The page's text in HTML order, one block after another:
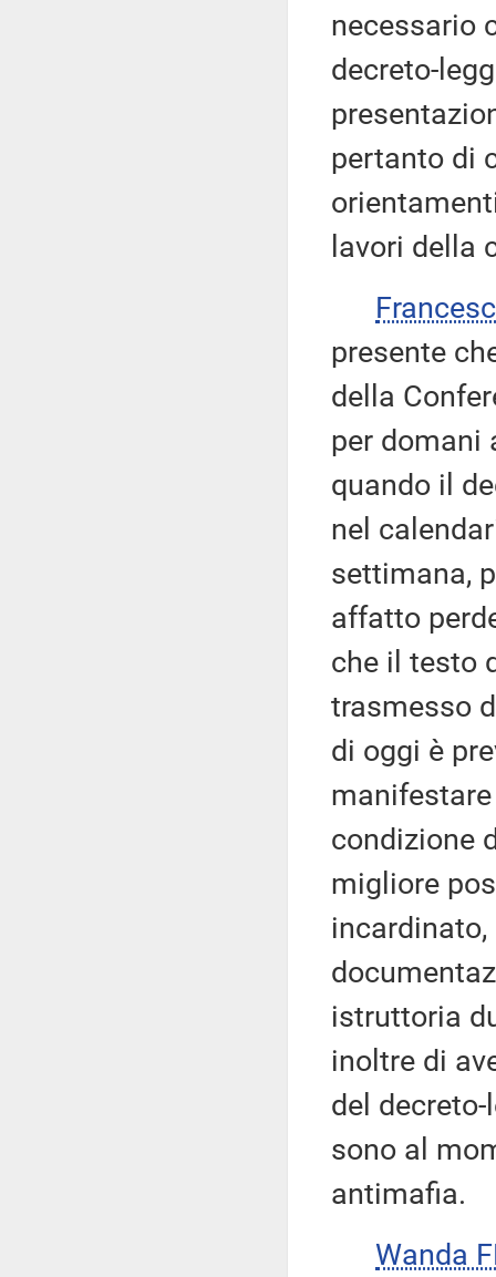
necessario
decreto-
pertanto di
lavori della
presente
della
per domani
quando il
nel
settimana,
affatto
che il testo
trasmesso
di oggi è
condizione
migliore
istruttoria
inoltre di
del
sono al
antimafia.
Wanda